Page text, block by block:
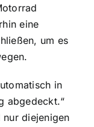
eine
um es
in
abgedeckt.“
nur diejenigen